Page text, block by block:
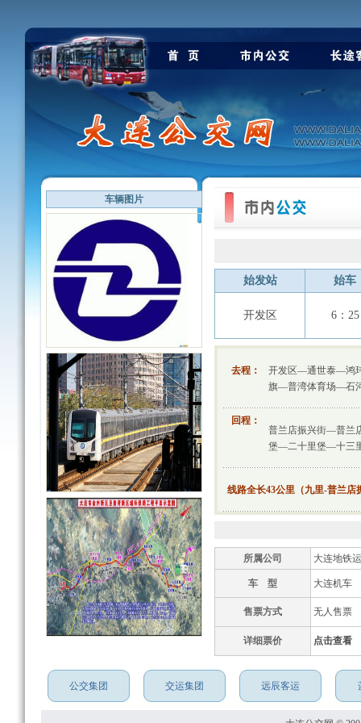
车辆图片
始发站 始车
开发区 6：25
去程：
开发区—通世泰—鸿
旗—普湾体育场—石
回程：
普兰店振兴街—普
堡—二十里堡—十三
线路全长43公里（九里-普兰店
所属公司 大连地铁
车 型 大连机车
售票方式 无人售票
详细票价 点击查看
公交集团 交运集团 远辰客运